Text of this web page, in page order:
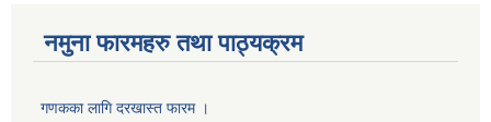
नमुना फारमहरु तथा पाठ्यक्रम
गणकका लागि दरखास्त फारम ।